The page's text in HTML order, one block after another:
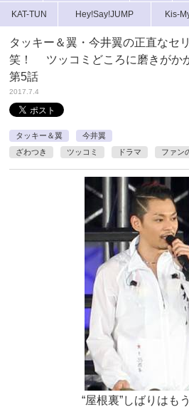
KAT-TUN Hey!Say!JUMP Kis-
タッキー＆翼・今井翼の正直なセ
笑！ ツッコミどころに磨きがか
第5話
2017.7.4
タッキー＆翼
今井翼
ざわつき
ツッコミ ドラマ ファン
“屋根裏”しばりはも